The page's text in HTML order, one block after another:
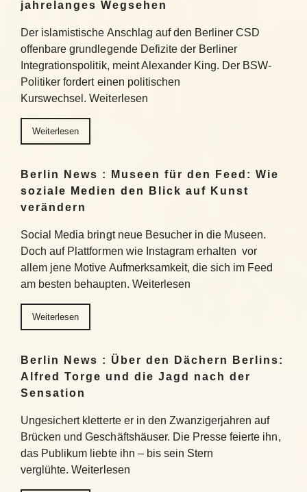
jahrelanges Wegsehen
Der islamistische Anschlag auf den Berliner CSD
offenbare grundlegende Defizite der Berliner
Integrationspolitik, meint Alexander King. Der BSW-
Politiker fordert einen politischen
Kurswechsel. Weiterlesen
Weiterlesen
Berlin News : Museen für den Feed: Wie
soziale Medien den Blick auf Kunst
verändern
Social Media bringt neue Besucher in die Museen.
Doch auf Plattformen wie Instagram erhalten vor
allem jene Motive Aufmerksamkeit, die sich im Feed
am besten behaupten. Weiterlesen
Weiterlesen
Berlin News : Über den Dächern Berlins:
Alfred Torge und die Jagd nach der
Sensation
Ungesichert kletterte er in den Zwanzigerjahren auf
Brücken und Geschäftshäuser. Die Presse feierte ihn,
das Publikum liebte ihn – bis sein Stern
verglühte. Weiterlesen